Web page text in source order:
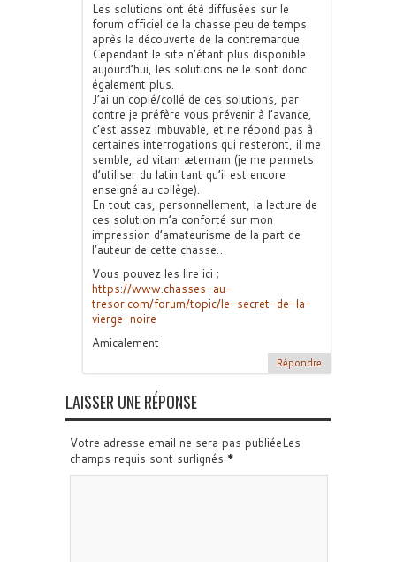
Les solutions ont été diffusées sur le
forum officiel de la chasse peu de temps
après la découverte de la contremarque.
Cependant le site n’étant plus disponible
aujourd’hui, les solutions ne le sont donc
également plus.
J’ai un copié/collé de ces solutions, par
contre je préfère vous prévenir à l’avance,
c’est assez imbuvable, et ne répond pas à
certaines interrogations qui resteront, il me
semble, ad vitam æternam (je me permets
d’utiliser du latin tant qu’il est encore
enseigné au collège).
En tout cas, personnellement, la lecture de
ces solution m’a conforté sur mon
impression d’amateurisme de la part de
l’auteur de cette chasse…
Vous pouvez les lire ici ;
https://www.chasses-au-
tresor.com/forum/topic/le-secret-de-la-
vierge-noire
Amicalement
Répondre
LAISSER UNE RÉPONSE
Votre adresse email ne sera pas publiéeLes
champs requis sont surlignés *